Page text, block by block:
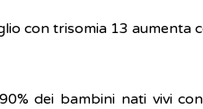
con trisomia 13 aumenta
dei bambini nati vivi